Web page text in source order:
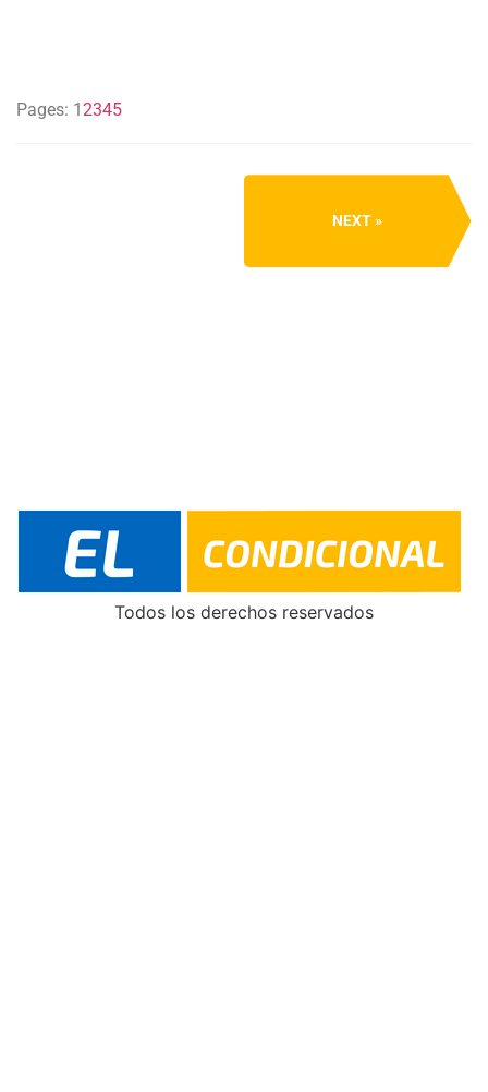
Pages: 12345
NEXT
Todos los derechos reservados